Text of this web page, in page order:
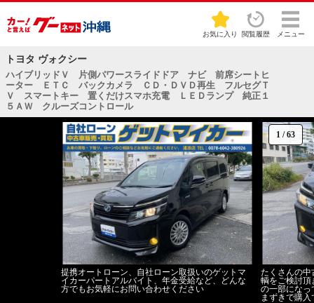
お気に入り 閲覧履歴 メニュー
トヨタ ヴォクシー
ハイブリッドＶ 片側パワースライドドア ナビ 前席シートヒ
ーター ＥＴＣ バックカメラ ＣＤ・ＤＶＤ再生 フルセグＴ
Ｖ スマートキー 置くだけスマホ充電 ＬＥＤランプ 純正１
５ＡＷ クルーズコントロール
1 /63
提携オートローン、自社ローン取扱いのゲットマ
イカーパートアルバイト、年金受給など、どんな
方でもお気軽にお問い合わせください
たくさんの中
輌をご検討頂
の一部になっ
まずきで購